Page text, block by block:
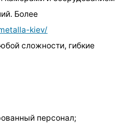
Более
kiev/
сложности, гибкие
персонал;